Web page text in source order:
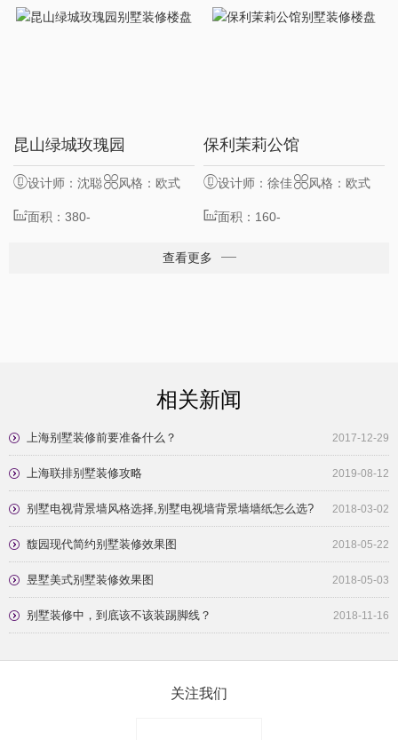
服务客户
昆山绿城玫瑰园
设计师：沈聪 风格：欧式
面积：380-
服务客户
保利茉莉公馆
设计师：徐佳 风格：欧式
面积：160-
400㎡
查看更多
相关新闻
上海别墅装修前要准备什么？ 2017-12-29
上海联排别墅装修攻略 2019-08-12
别墅电视背景墙风格选择,别墅电视墙背景墙墙纸怎么选? 2018-03-02
馥园现代简约别墅装修效果图 2018-05-22
昱墅美式别墅装修效果图 2018-05-03
别墅装修中，到底该不该装踢脚线？ 2018-11-16
关注我们